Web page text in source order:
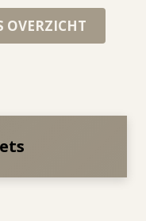
OVERZICHT